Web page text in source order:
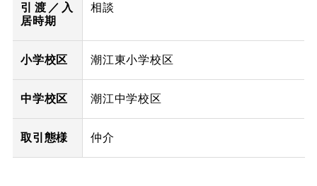
引渡／入
居時期
相談
小学校区 潮江東小学校区
中学校区 潮江中学校区
取引態様 仲介